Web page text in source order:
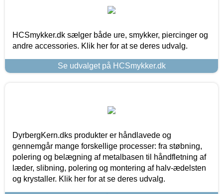
HCSmykker.dk sælger både ure, smykker, piercinger og
andre accessories. Klik her for at se deres udvalg.
Se udvalget på HCSmykker.dk
DyrbergKern.dks produkter er håndlavede og
gennemgår mange forskellige processer: fra støbning,
polering og belægning af metalbasen til håndfletning af
læder, slibning, polering og montering af halv-ædelsten
og krystaller. Klik her for at se deres udvalg.